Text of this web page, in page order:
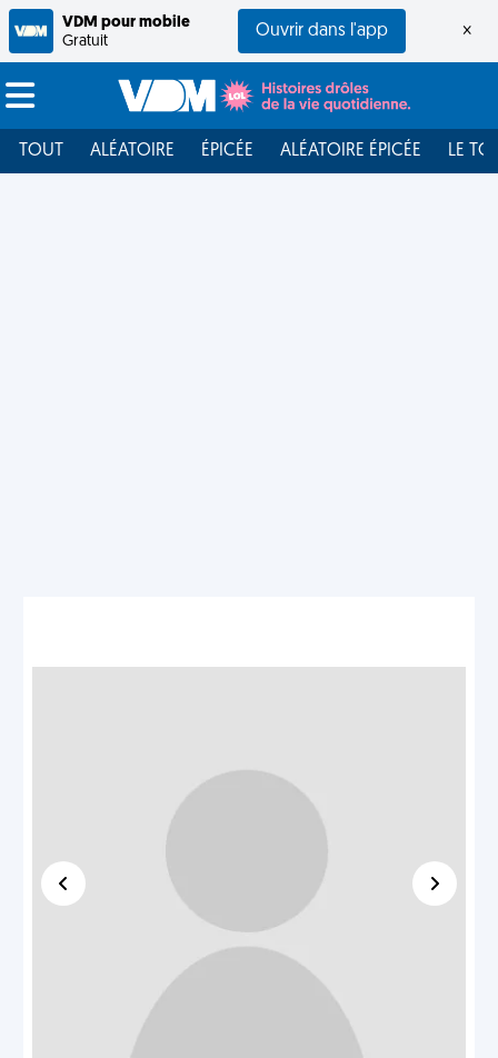
VDM pour mobile
Gratuit
Ouvrir dans l'app ×
TOUT ALÉATOIRE ÉPICÉE ALÉATOIRE ÉPICÉE LE